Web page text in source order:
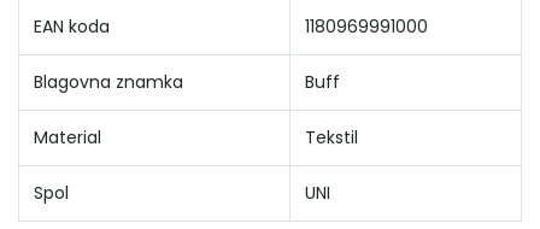
EAN koda 1180969991000
Blagovna znamka Buff
Material Tekstil
Spol UNI